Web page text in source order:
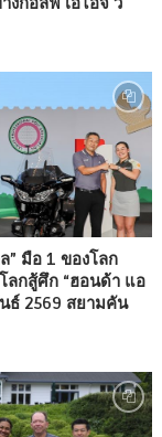
มือ 1 ของโลก
ลกสู้ศึก “ฮอนด้า แอ
ธ์ 2569 สยามคัน